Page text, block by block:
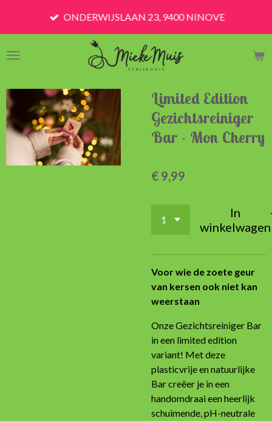
de
ONDERWIJSLAAN 23, 9400 NINOVE
Limited Edition
Gezichtsreiniger
Bar - Mon Cherry
€ 9,99
In
winkelwagen
Voor wie de zoete geur
van kersen ook niet kan
weerstaan
Onze Gezichtsreiniger Bar
in een limited edition
variant! Met deze
plasticvrije en natuurlijke
Bar creëer je in een
handomdraai een heerlijk
schuimende, pH-neutrale